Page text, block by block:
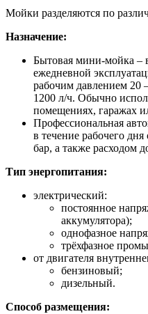
Мойки разделяются по
Назначение:
Бытовая мини-мойка –
ежедневной
рабочим давлением 20
1200 л/ч. Обычно
помещениях, гаражах
Профессиональная
в течение рабочего
бар, а также расходом
Тип энергопитания:
электрический:
постоянное
аккумулятора);
однофазное
трёхфазное
от двигателя
бензиновый;
дизельный.
Способ размещения: